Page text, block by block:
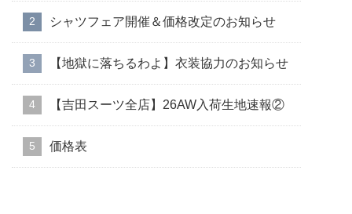
シャツフェア開催＆価格改定のお知らせ
【地獄に落ちるわよ】衣装協力のお知らせ
【吉田スーツ全店】26AW入荷生地速報②
価格表